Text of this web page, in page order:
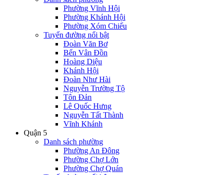
Phường Vĩnh Hội
Phường Khánh Hội
Phường Xóm Chiếu
Tuyến đường nổi bật
Đoàn Văn Bơ
Bến Vân Đồn
Hoàng Diệu
Khánh Hội
Đoàn Như Hài
Nguyễn Trường Tộ
Tôn Đản
Lê Quốc Hưng
Nguyễn Tất Thành
Vĩnh Khánh
Quận 5
Danh sách phường
Phường An Đông
Phường Chợ Lớn
Phường Chợ Quán